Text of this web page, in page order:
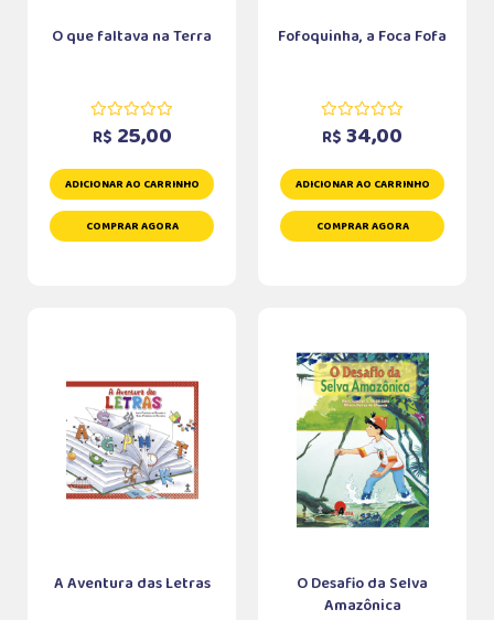
O que faltava na Terra
R$ 25,00
ADICIONAR AO CARRINHO
COMPRAR AGORA
Fofoquinha, a Foca Fofa
R$ 34,00
ADICIONAR AO CARRINHO
COMPRAR AGORA
A Aventura das Letras
O Desafio da Selva
Amazônica